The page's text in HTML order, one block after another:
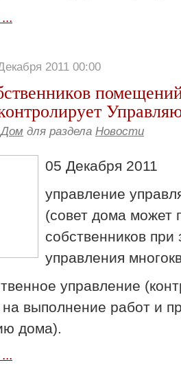
2011 00:00
для раздела Новости
05 Декабря 2011
управление
(совет дома может
собственников
управления
управление
выполнение работ и
дома).